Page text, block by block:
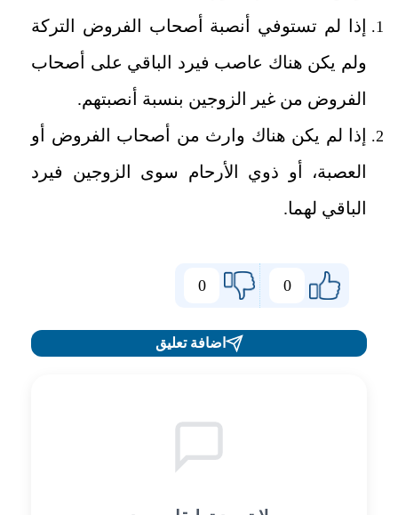
إذا لم تستوفي أنصبة أصحاب الفروض التركة
ولم يكن هناك عاصب فيرد الباقي على أصحاب
الفروض من غير الزوجين بنسبة أنصبتهم.
إذا لم يكن هناك وارث من أصحاب الفروض أو
العصبة، أو ذوي الأرحام سوى الزوجين فيرد
الباقي لهما.
0
0
اضافة تعليق